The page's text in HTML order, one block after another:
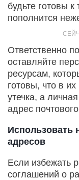
будьте готовы
пополнится
Ответственно
оставляйте
ресурсам,
готовы, что в
утечка, а
адрес
Использовать
адресов
Если избежать
соглашений о